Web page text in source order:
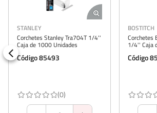
Tra704T 1/4''
Unidades
(0)
Corchetes Bostitch Stcr-5019
1/4'' Caja de 1000 Unidades
(0)